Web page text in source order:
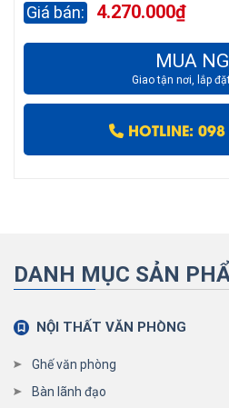
4.270.000₫
MUA
Giao tận nơi, lắp
HOTLINE:
DANH MỤC SẢN
NỘI THẤT VĂN PHÒNG
Ghế văn phòng
Bàn lãnh đạo